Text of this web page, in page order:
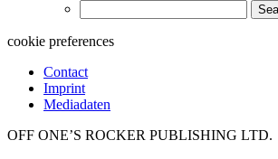
for:
cookie preferences
Contact
Imprint
Mediadaten
OFF ONE’S ROCKER PUBLISHING LTD.